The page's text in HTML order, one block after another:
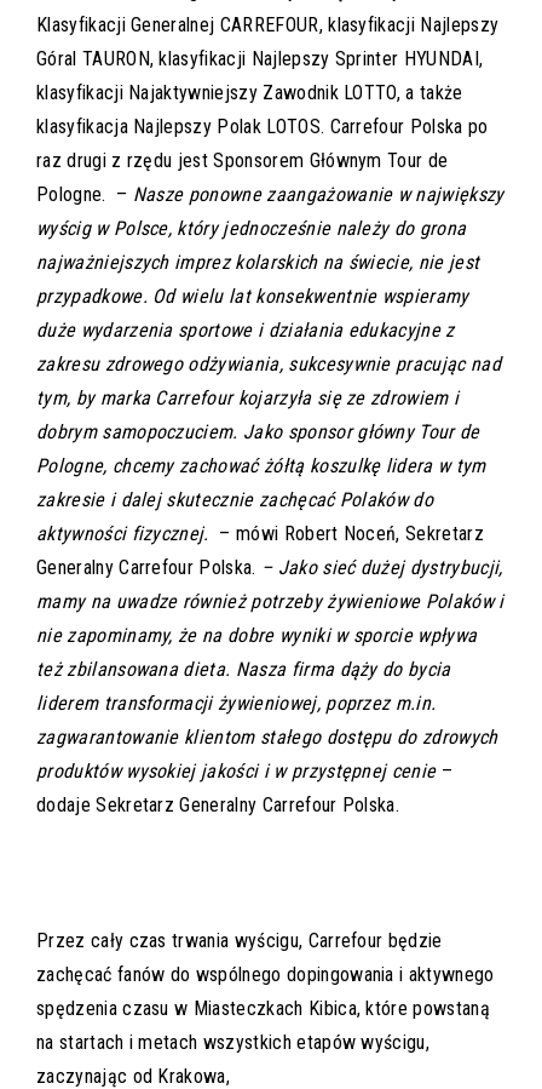
Klasyfikacji Generalnej CARREFOUR, klasyfikacji Najlepszy
Góral TAURON, klasyfikacji Najlepszy Sprinter HYUNDAI,
klasyfikacji Najaktywniejszy Zawodnik LOTTO, a także
klasyfikacja Najlepszy Polak LOTOS. Carrefour Polska po
raz drugi z rzędu jest Sponsorem Głównym Tour de
Pologne. – Nasze ponowne zaangażowanie w największy
wyścig w Polsce, który jednocześnie należy do grona
najważniejszych imprez kolarskich na świecie, nie jest
przypadkowe. Od wielu lat konsekwentnie wspieramy
duże wydarzenia sportowe i działania edukacyjne z
zakresu zdrowego odżywiania, sukcesywnie pracując nad
tym, by marka Carrefour kojarzyła się ze zdrowiem i
dobrym samopoczuciem. Jako sponsor główny Tour de
Pologne, chcemy zachować żółtą koszulkę lidera w tym
zakresie i dalej skutecznie zachęcać Polaków do
aktywności fizycznej. – mówi Robert Noceń, Sekretarz
Generalny Carrefour Polska. – Jako sieć dużej dystrybucji,
mamy na uwadze również potrzeby żywieniowe Polaków i
nie zapominamy, że na dobre wyniki w sporcie wpływa
też zbilansowana dieta. Nasza firma dąży do bycia
liderem transformacji żywieniowej, poprzez m.in.
zagwarantowanie klientom stałego dostępu do zdrowych
produktów wysokiej jakości i w przystępnej cenie–
dodaje Sekretarz Generalny Carrefour Polska.
Przez cały czas trwania wyścigu, Carrefour będzie
zachęcać fanów do wspólnego dopingowania i aktywnego
spędzenia czasu w Miasteczkach Kibica, które powstaną
na startach i metach wszystkich etapów wyścigu,
zaczynając od Krakowa,